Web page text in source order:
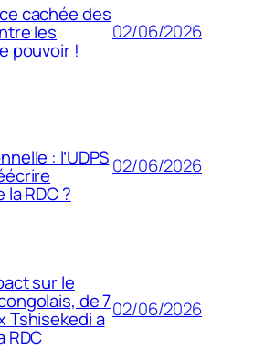
cachée des
les
pouvoir !
02/06/2026
: l’UDPS
la RDC ?
02/06/2026
sur le
de 7
Tshisekedi a
RDC
02/06/2026